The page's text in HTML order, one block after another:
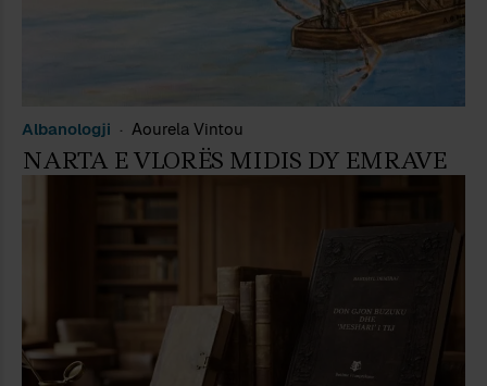
Albanologji Aourela Vintou
NARTA E VLORËS MIDIS DY EMRAVE